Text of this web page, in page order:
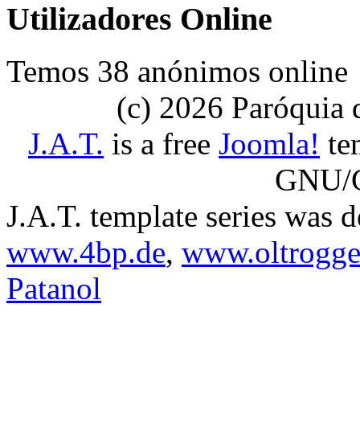
Utilizadores Online
Temos 38 anónimos online
(c) 2026 Paróquia
J.A.T. is a free Joomla!
GNU/
J.A.T. template series was
www.4bp.de,
Patanol